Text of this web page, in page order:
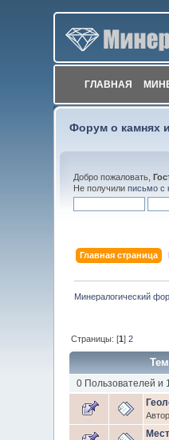
ГЛАВНАЯ
Форум о камнях
Добро пожаловать,
Не получилиписьмо с
Главная страница
Минералогический
Страницы: [1]2
0 Пользователей и